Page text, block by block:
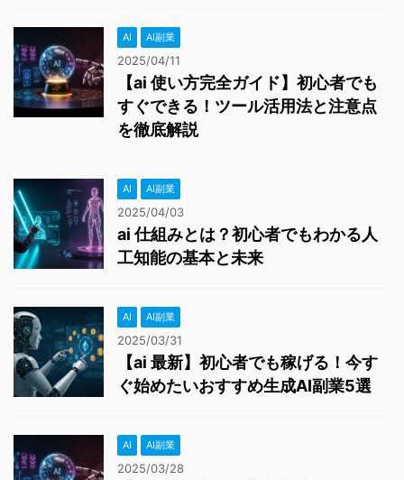
AI AI副業
2025/04/11
【ai 使い方完全ガイド】初心者でも
すぐできる！ツール活用法と注意点
を徹底解説
AI AI副業
2025/04/03
ai 仕組みとは？初心者でもわかる人
工知能の基本と未来
AI AI副業
2025/03/31
【ai 最新】初心者でも稼げる！今す
ぐ始めたいおすすめ生成AI副業5選
AI AI副業
2025/03/28